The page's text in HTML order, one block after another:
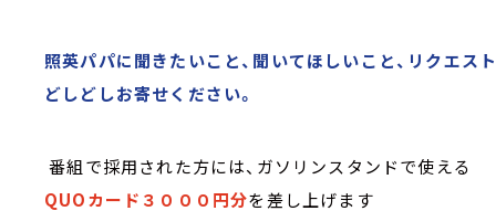
照英パパに聞きたいこと、聞いてほしいこと、リクエス
どしどしお寄せください。
番組で採用された方には、ガソリンスタンドで使える
QUOカード３０００円分を差し上げます